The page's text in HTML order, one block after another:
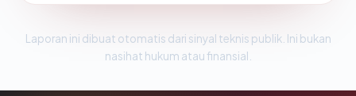
Laporan ini dibuat otomatis dari sinyal teknis publik. Ini bukan
nasihat hukum atau finansial.